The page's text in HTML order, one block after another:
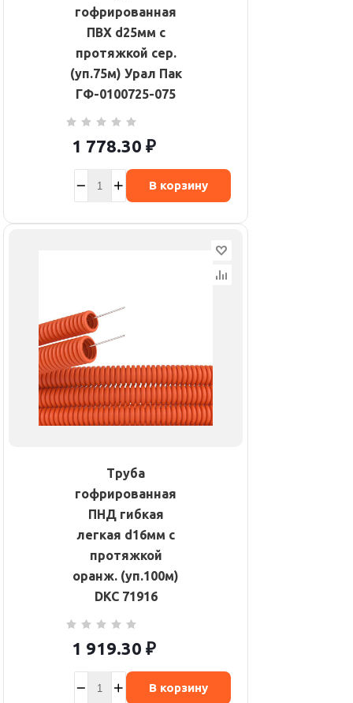
гофрированная
ПВХ d25мм с
протяжкой сер.
(уп.75м) Урал Пак
ГФ-0100725-075
1 778.30 ₽
В корзину
Труба
гофрированная
ПНД гибкая
легкая d16мм с
протяжкой
оранж. (уп.100м)
DKC 71916
1 919.30 ₽
В корзину